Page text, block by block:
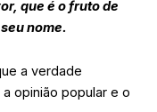
que é o fruto de
nome.
a verdade
opinião popular e o